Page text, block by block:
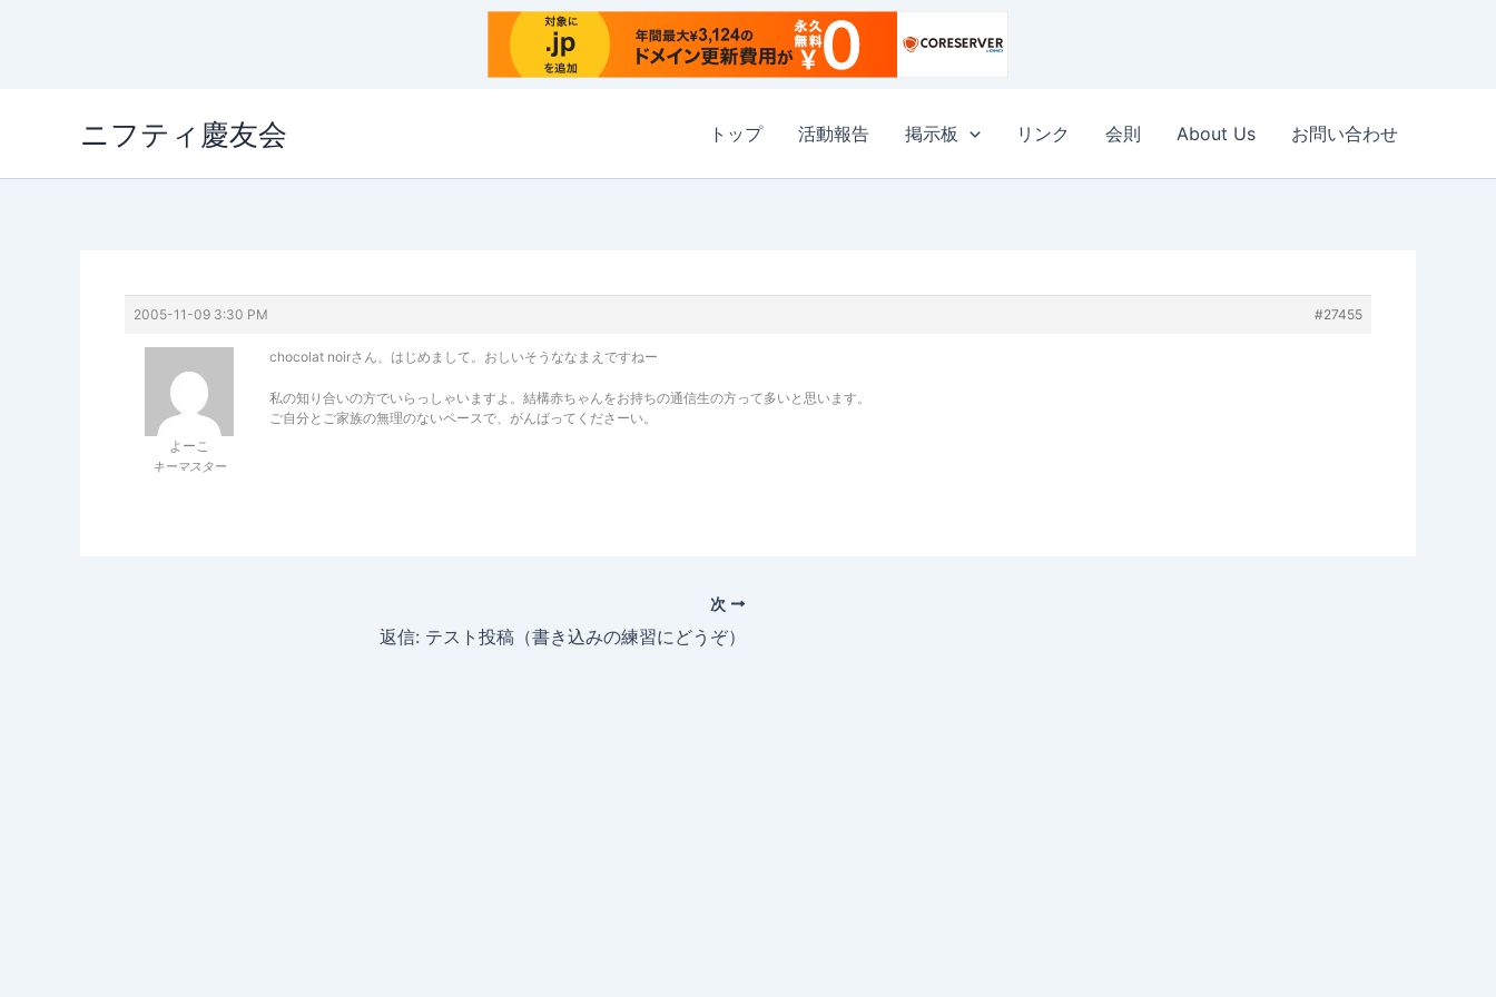
ニフティ慶友会 トップ 活動報告 掲示板 リンク 会則 About Us お問い合わせ
2005-11-09 3:30 PM #27455
よーこ
キーマスター
chocolat noirさん、はじめまして。おしいそうななまえですねー
私の知り合いの方でいらっしゃいますよ。結構赤ちゃんをお持ちの通信生の方って多いと思います。
ご自分とご家族の無理のないペースで、がんばってくださーい。
次
返信: テスト投稿（書き込みの練習にどうぞ）